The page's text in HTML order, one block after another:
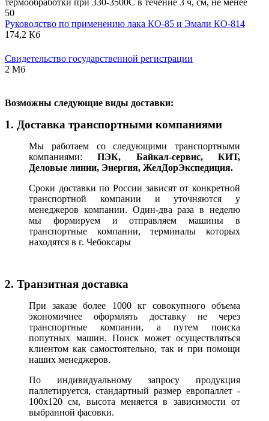
50
Руководство по применению лака КО-85 и Эмали КО-814
174,2 Кб
Свидетельство государственной регистрации
2 Мб
Возможны следующие виды доставки:
1. Доставка транспортными компаниями
Мы работаем со следующими транспортными
компаниями:ПЭК, Байкал-сервис, КИТ,
Деловые линии, Энергия, ЖелДорЭкспедиция.
Сроки доставки по России зависят от конкретной
транспортной компании и уточняются у
менеджеров компании. Один-два раза в неделю
мы формируем и отправляем машины в
транспортные компании, терминалы которых
находятся в г. Чебоксары
2. Транзитная доставка
При заказе более 1000 кг совокупного объема
экономичнее оформлять доставку не через
транспортные компании, а путем поиска
попутных машин. Поиск может осуществляться
клиентом как самостоятельно, так и при помощи
наших менеджеров.
По индивидуальному запросу продукция
паллетируется, стандартный размер европаллет -
100х120 см, высота меняется в зависимости от
выбранной фасовки.